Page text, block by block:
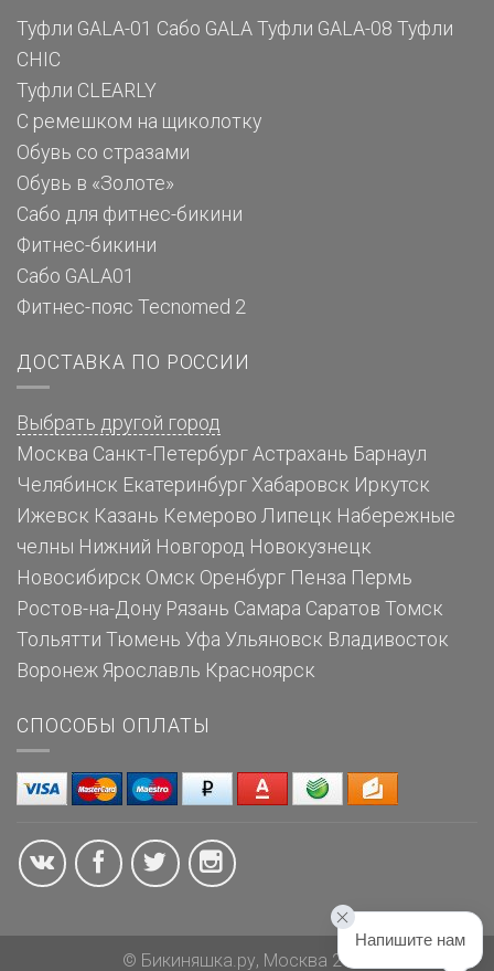
Туфли GALA-01 Сабо GALA Туфли GALA-08 Туфли
CHIC
Туфли CLEARLY
С ремешком на щиколотку
Обувь со стразами
Обувь в «Золоте»
Сабо для фитнес-бикини
Фитнес-бикини
Сабо GALA01
Фитнес-пояс Tecnomed 2
ДОСТАВКА ПО РОССИИ
Выбрать другой город
Москва Санкт-Петербург Астрахань Барнаул
Челябинск Екатеринбург Хабаровск Иркутск
Ижевск Казань Кемерово Липецк Набережные
челны Нижний Новгород Новокузнецк
Новосибирск Омск Оренбург Пенза Пермь
Ростов-на-Дону Рязань Самара Саратов Томск
Тольятти Тюмень Уфа Ульяновск Владивосток
Воронеж Ярославль Красноярск
СПОСОБЫ ОПЛАТЫ
© Бикиняшка.ру, Москва 2026
Напишите нам